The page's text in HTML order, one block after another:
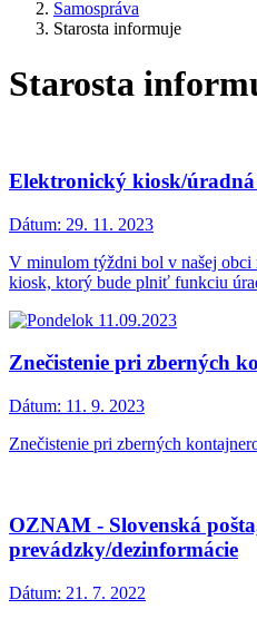
Samospráva
Starosta informuje
Starosta
Elektronický kiosk/
Dátum: 29. 11. 2023
V minulom týždni bol v našej obci
kiosk, ktorý bude plniť funkciu
Znečistenie pri zberných
Dátum: 11. 9. 2023
Znečistenie pri zberných
OZNAM - Slovenská
prevádzky/dezinformácie
Dátum: 21. 7. 2022